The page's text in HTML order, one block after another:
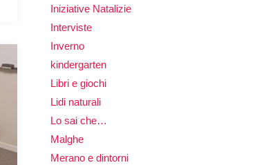
Iniziative Natalizie
Interviste
Inverno
kindergarten
Libri e giochi
Lidi naturali
Lo sai che…
Malghe
Merano e dintorni